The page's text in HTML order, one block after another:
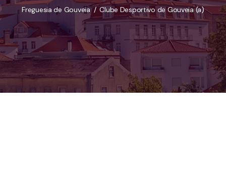
Freguesia de Gouveia Clube Desportivo de Gouveia (a)